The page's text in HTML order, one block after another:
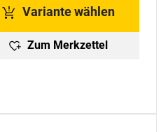
Variante wählen
Zum Merkzettel